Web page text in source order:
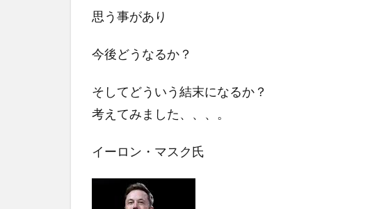
思う事があり
今後どうなるか？
そしてどういう結末になるか？
考えてみました、、、。
イーロン・マスク氏